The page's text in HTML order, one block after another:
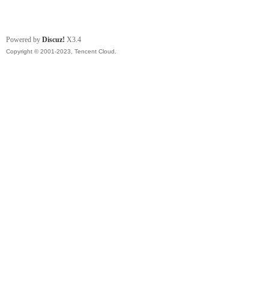
Powered by Discuz! X3.4
Copyright © 2001-2023, Tencent Cloud.